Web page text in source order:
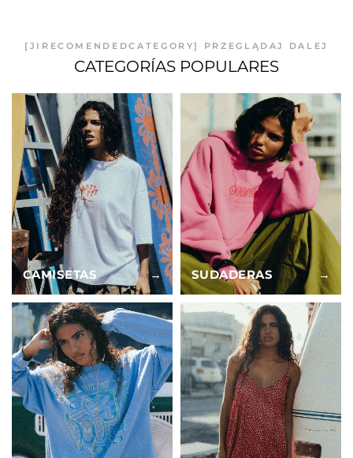
[JIRECOMENDEDCATEGORY] PRZEGLĄDAJ DALEJ
CATEGORÍAS POPULARES
CAMISETAS → SUDADERAS →